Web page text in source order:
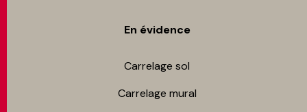
En évidence
Carrelage sol
Carrelage mur​al